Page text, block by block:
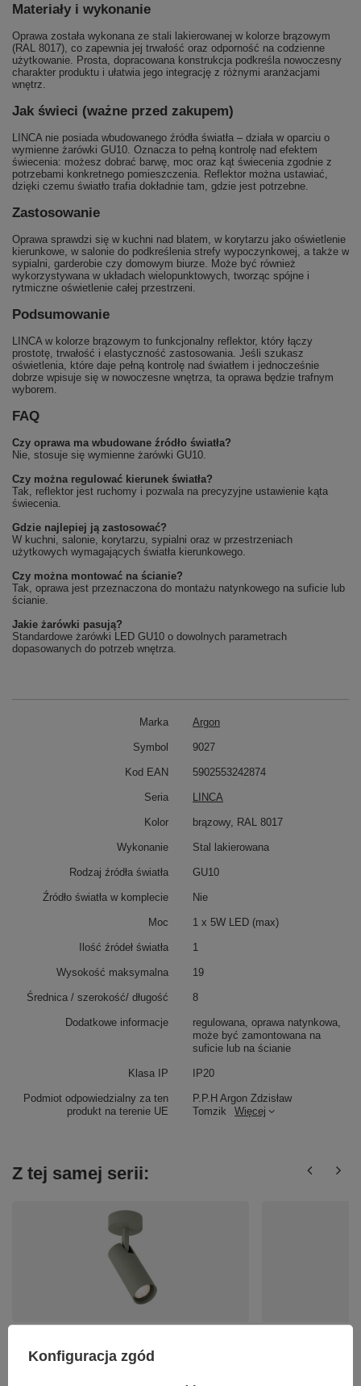
Materiały i wykonanie
Oprawa została wykonana ze stali lakierowanej w kolorze brązowym
(RAL 8017), co zapewnia jej trwałość oraz odporność na codzienne
użytkowanie. Prosta, dopracowana konstrukcja podkreśla nowoczesny
charakter produktu i ułatwia jego integrację z różnymi aranżacjami
wnętrz.
Jak świeci (ważne przed zakupem)
LINCA nie posiada wbudowanego źródła światła – działa w oparciu o
wymienne żarówki GU10. Oznacza to pełną kontrolę nad efektem
świecenia: możesz dobrać barwę, moc oraz kąt świecenia zgodnie z
potrzebami konkretnego pomieszczenia. Reflektor można ustawiać,
dzięki czemu światło trafia dokładnie tam, gdzie jest potrzebne.
Zastosowanie
Oprawa sprawdzi się w kuchni nad blatem, w korytarzu jako oświetlenie
kierunkowe, w salonie do podkreślenia strefy wypoczynkowej, a także w
sypialni, garderobie czy domowym biurze. Może być również
wykorzystywana w układach wielopunktowych, tworząc spójne i
rytmiczne oświetlenie całej przestrzeni.
Podsumowanie
LINCA w kolorze brązowym to funkcjonalny reflektor, który łączy
prostotę, trwałość i elastyczność zastosowania. Jeśli szukasz
oświetlenia, które daje pełną kontrolę nad światłem i jednocześnie
dobrze wpisuje się w nowoczesne wnętrza, ta oprawa będzie trafnym
wyborem.
FAQ
Czy oprawa ma wbudowane źródło światła?
Nie, stosuje się wymienne żarówki GU10.
Czy można regulować kierunek światła?
Tak, reflektor jest ruchomy i pozwala na precyzyjne ustawienie kąta
świecenia.
Gdzie najlepiej ją zastosować?
W kuchni, salonie, korytarzu, sypialni oraz w przestrzeniach
użytkowych wymagających światła kierunkowego.
Czy można montować na ścianie?
Tak, oprawa jest przeznaczona do montażu natynkowego na suficie lub
ścianie.
Jakie żarówki pasują?
Standardowe żarówki LED GU10 o dowolnych parametrach
dopasowanych do potrzeb wnętrza.
Marka Argon
Podmiot odpowiedzialny za ten
produkt na terenie UE
P.P.H Argon Zdzisław
Tomzik
Więcej
Symbol 9027
Kod EAN 5902553242874
Seria LINCA
Kolor brązowy, RAL 8017
Wykonanie Stal lakierowana
Rodzaj źródła światła GU10
Źródło światła w komplecie Nie
Moc 1 x 5W LED (max)
Ilość źródeł światła 1
Wysokość maksymalna 19
Średnica / szerokość/ długość 8
Dodatkowe informacje
regulowana, oprawa natynkowa,
może być zamontowana na
suficie lub na ścianie
Klasa IP IP20
Z tej samej serii:
szałwia LINCA 1xGU10 Argon 9025
Konfiguracja zgód